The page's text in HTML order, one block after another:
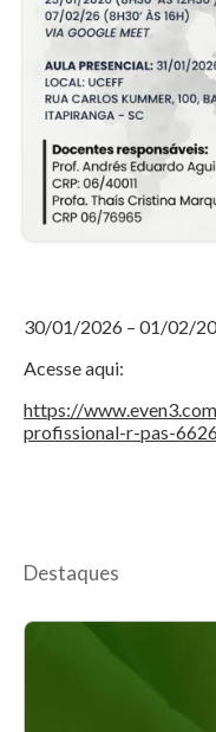
30/01/2026 – 01/02/
Acesse aqui:
https://
profissional-r-pas-
Destaques